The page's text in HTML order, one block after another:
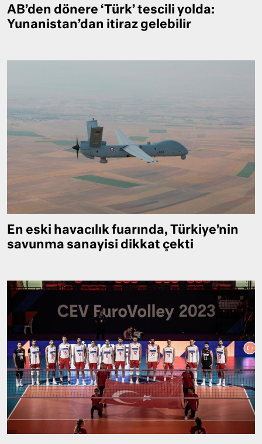
AB’den dönere ‘Türk’ tescili yolda:
Yunanistan’dan itiraz gelebilir
En eski havacılık fuarında, Türkiye’nin
savunma sanayisi dikkat çekti